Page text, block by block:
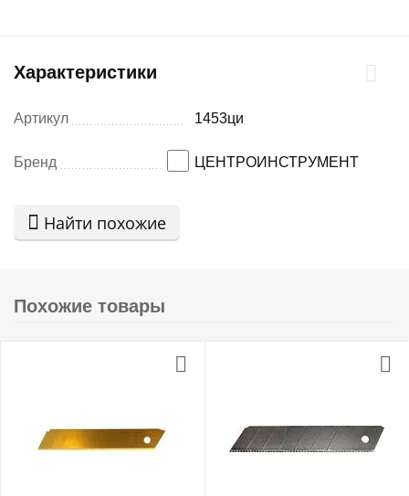
Характеристики
Артикул 1453ци
Бренд ЦЕНТРОИНСТРУМЕНТ
Найти похожие
Похожие товары